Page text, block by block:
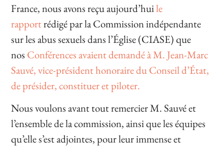
France, nous avons reçu aujourd’huile
rapportrédigé par la Commission indépendante
sur les abus sexuels dans l’Église (CIASE) que
nos Conférences avaient demandé à M. Jean-Marc
Sauvé, vice-président honoraire du Conseil d’État,
de présider, constituer et piloter.
Nous voulons avant tout remercier M. Sauvé et
l’ensemble de la commission, ainsi que les équipes
qu’elle s’est adjointes, pour leur immense et